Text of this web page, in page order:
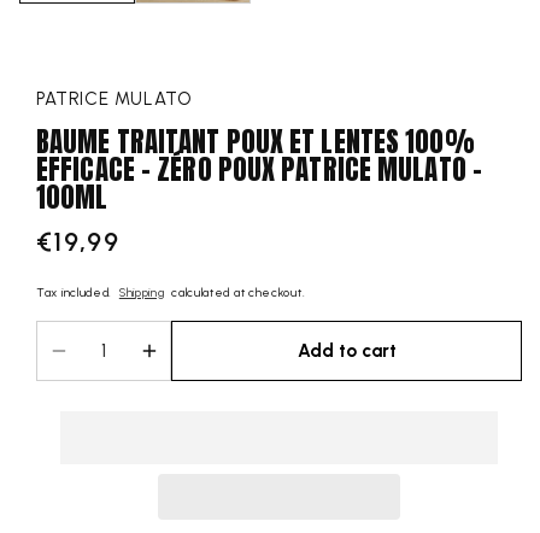
PATRICE MULATO
BAUME TRAITANT POUX ET LENTES 100%
EFFICACE - ZÉRO POUX PATRICE MULATO -
100ML
Regular
€19,99
Tax included. Shipping calculated at checkout.
Decrease
quantity
Increase
quantity
Add to cart